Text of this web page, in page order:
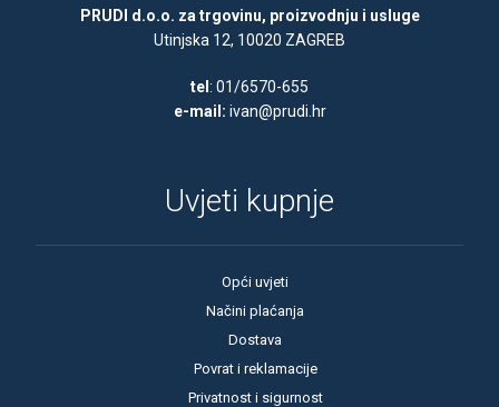
PRUDI d.o.o. za trgovinu, proizvodnju i usluge
Utinjska 12, 10020 ZAGREB
tel : 01/6570-655
e-mail: ivan@prudi.hr
Uvjeti kupnje
Opći uvjeti
Načini plaćanja
Dostava
Povrat i reklamacije
Privatnost i sigurnost